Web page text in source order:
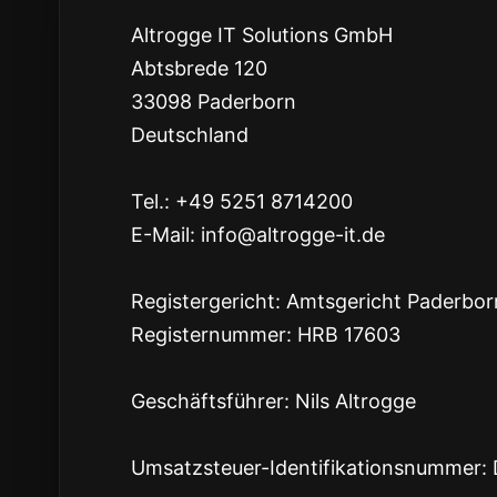
Altrogge IT Solutions GmbH
Abtsbrede 120
33098 Paderborn
Deutschland
Tel.: +49 5251 8714200
E-Mail: info@altrogge-it.de
Registergericht: Amtsgericht
Registernummer: HRB 17603
Geschäftsführer: Nils Altrogge
Umsatzsteuer-Identifikationsnummer: